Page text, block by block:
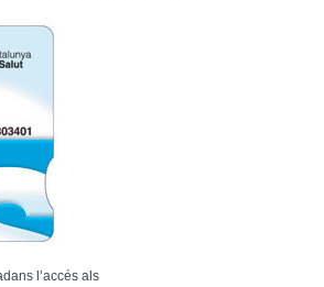
l’accés als